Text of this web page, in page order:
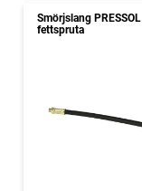
Smörjslang PRESSOL
fettspruta